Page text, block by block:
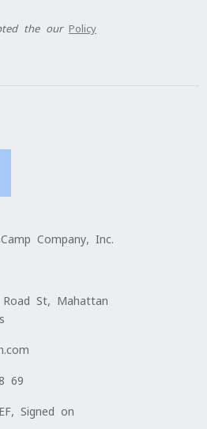
the our Policy
Company, Inc.
St, Mahattan
69
Signed on